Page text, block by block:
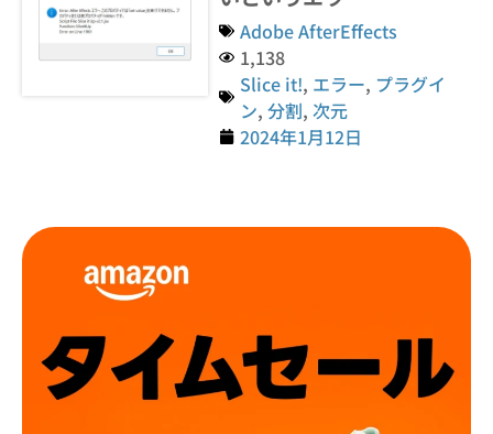
Adobe AfterEffects
1,138
Slice it!, エラー, プラグイ
ン,分割,次元
2024年1月12日